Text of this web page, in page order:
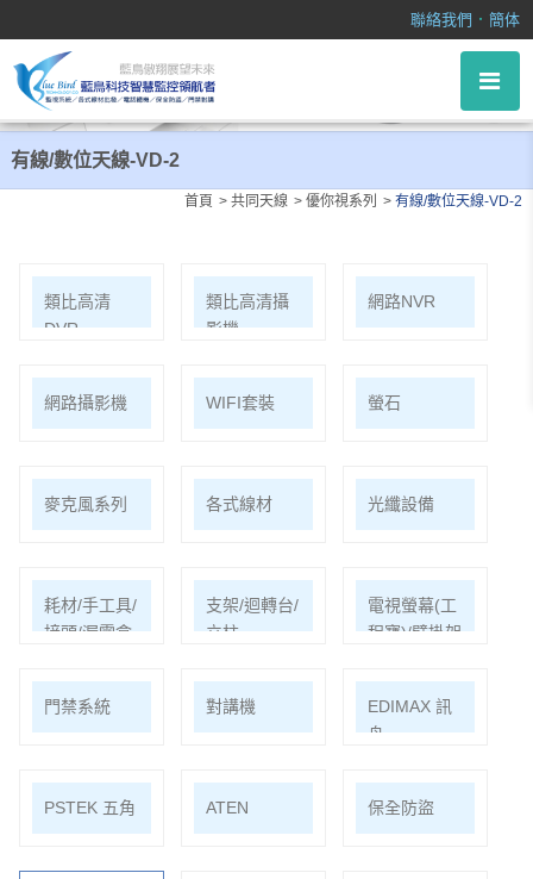
聯絡我們 ． 簡体
有線/數位天線-VD-2
首頁 共同天線 優你視系列 有線/數位天線-VD-2
類比高清
DVR
類比高清攝
影機
網路NVR
網路攝影機 WIFI套裝 螢石
麥克風系列 各式線材 光纖設備
耗材/手工具/
接頭/漏電盒
支架/迴轉台/
立柱
電視螢幕(工
程寶)/壁掛架
門禁系統 對講機
EDIMAX 訊
舟
PSTEK 五角 ATEN 保全防盜